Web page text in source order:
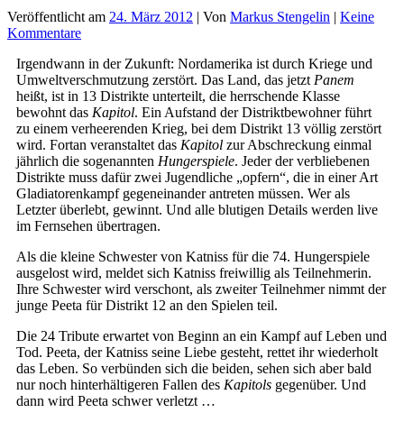
Veröffentlicht am 24. März 2012 | Von Markus Stengelin | Keine
Kommentare
Irgendwann in der Zukunft: Nordamerika ist durch Kriege und
Umweltverschmutzung zerstört. Das Land, das jetzt Panem
heißt, ist in 13 Distrikte unterteilt, die herrschende Klasse
bewohnt das Kapitol. Ein Aufstand der Distriktbewohner führt
zu einem verheerenden Krieg, bei dem Distrikt 13 völlig zerstört
wird. Fortan veranstaltet das Kapitol zur Abschreckung einmal
jährlich die sogenannten Hungerspiele. Jeder der verbliebenen
Distrikte muss dafür zwei Jugendliche „opfern“, die in einer Art
Gladiatorenkampf gegeneinander antreten müssen. Wer als
Letzter überlebt, gewinnt. Und alle blutigen Details werden live
im Fernsehen übertragen.
Als die kleine Schwester von Katniss für die 74. Hungerspiele
ausgelost wird, meldet sich Katniss freiwillig als Teilnehmerin.
Ihre Schwester wird verschont, als zweiter Teilnehmer nimmt der
junge Peeta für Distrikt 12 an den Spielen teil.
Die 24 Tribute erwartet von Beginn an ein Kampf auf Leben und
Tod. Peeta, der Katniss seine Liebe gesteht, rettet ihr wiederholt
das Leben. So verbünden sich die beiden, sehen sich aber bald
nur noch hinterhältigeren Fallen des Kapitols gegenüber. Und
dann wird Peeta schwer verletzt …